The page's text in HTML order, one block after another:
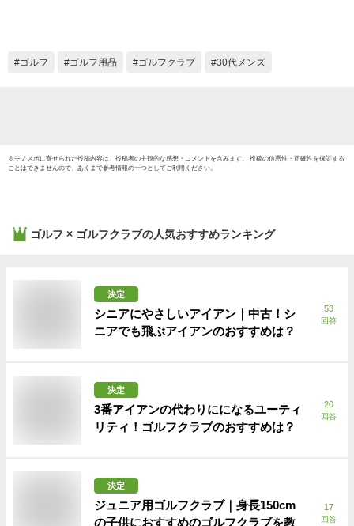
ゴルフ ゴルフ用品 ゴルフクラブ 30代メンズ
※モノスポに寄せられた投稿内容は、投稿者の主観的な感想・コメントを含みます。 投稿の信憑性・正確性を保証する
ことはできませんので、あくまで参考情報の一つとしてご利用ください。
ゴルフ × ゴルフクラブの人気おすすめランキング
決定
シニアにやさしいアイアン｜中古！シ
ニアでも飛ぶアイアンのおすすめは？
53
回答
決定
3番アイアンの代わりにになるユーティ
リティ！ゴルフクラブのおすすめは？
20
回答
決定
ジュニア用ゴルフクラブ｜身長150cm
の子供におすすめのゴルフクラブを教
17
回答